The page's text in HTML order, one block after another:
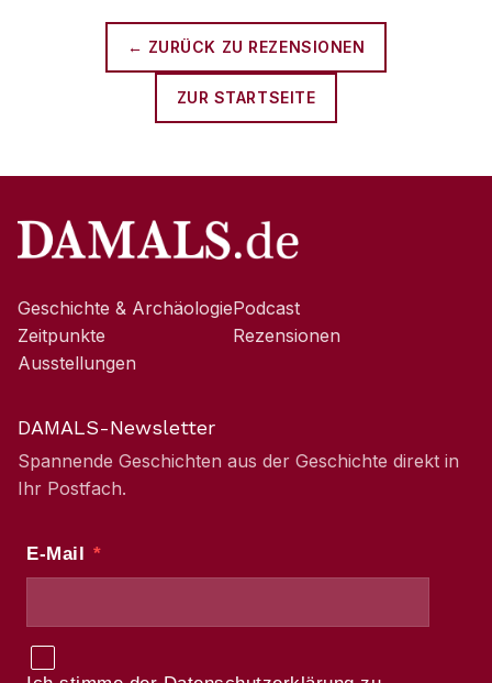
← ZURÜCK ZU REZENSIONEN
ZUR STARTSEITE
Geschichte & Archäologie
Zeitpunkte
Ausstellungen
Podcast
Rezensionen
DAMALS-Newsletter
Spannende Geschichten aus der Geschichte direkt in
Ihr Postfach.